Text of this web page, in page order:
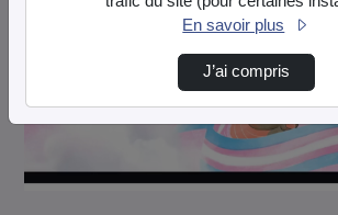
Lire
la
En savoir plus
J’ai compris